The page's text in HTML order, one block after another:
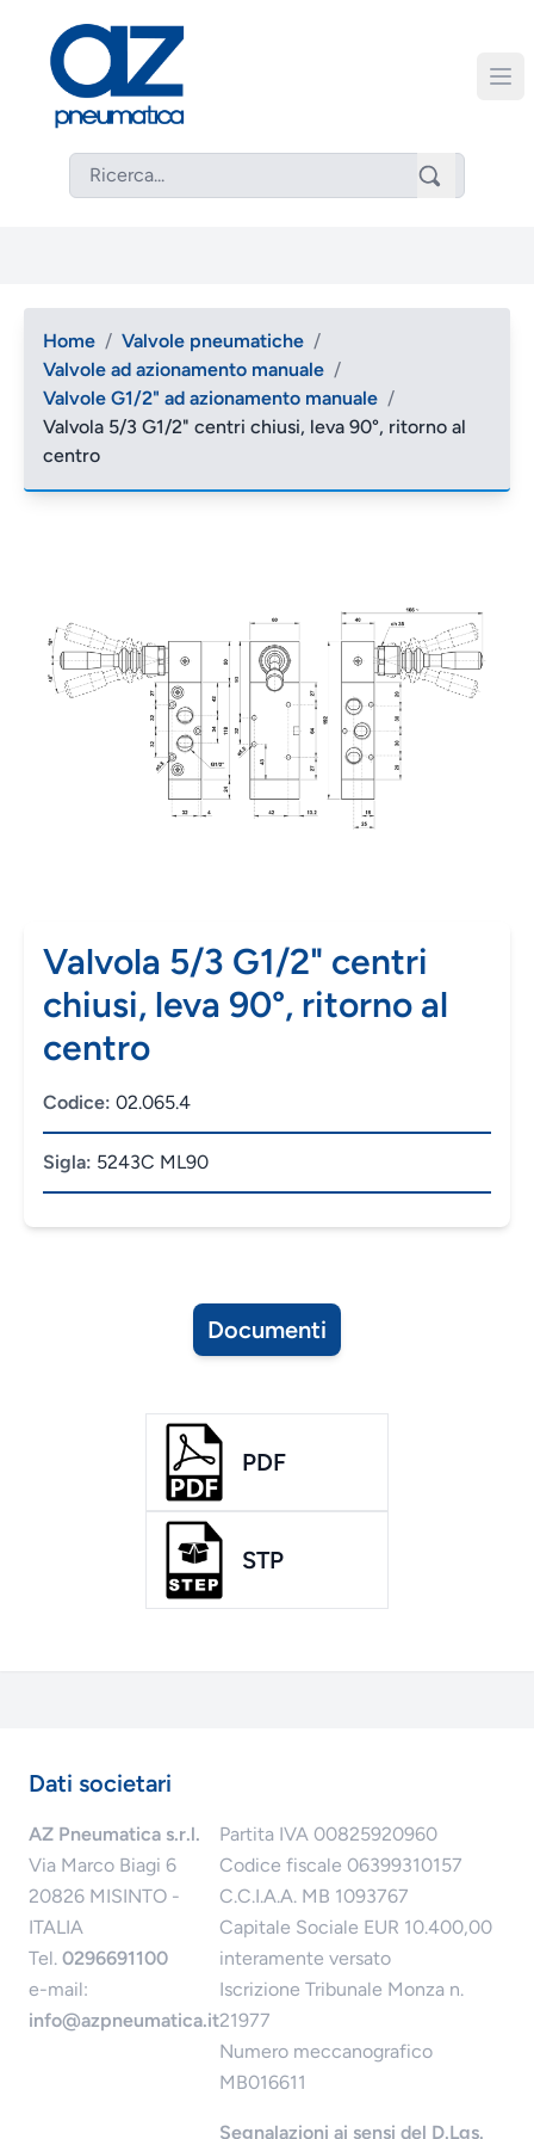
Home / Valvole pneumatiche /
Valvole ad azionamento manuale /
Valvole G1/2" ad azionamento manuale /
Valvola 5/3 G1/2" centri chiusi, leva 90°, ritorno al
centro
Valvola 5/3 G1/2" centri
chiusi, leva 90°, ritorno al
centro
Codice: 02.065.4
Sigla: 5243C ML90
Documenti
PDF
STP
Dati societari
AZ Pneumatica s.r.l.
Via Marco Biagi 6
20826 MISINTO -
ITALIA
Tel. 0296691100
e-mail:
info@azpneumatica.it
Partita IVA 00825920960
Codice fiscale 06399310157
C.C.I.A.A. MB 1093767
Capitale Sociale EUR 10.400,00
interamente versato
Iscrizione Tribunale Monza n.
21977
Numero meccanografico
MB016611
Segnalazioni ai sensi del D.Lgs.